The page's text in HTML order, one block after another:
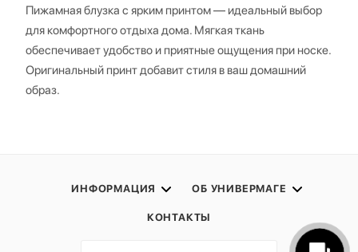
Пижамная блузка с ярким принтом — идеальный выбор
для комфортного отдыха дома. Мягкая ткань
обеспечивает удобство и приятные ощущения при носке.
Оригинальный принт добавит стиля в ваш домашний
образ.
ИНФОРМАЦИЯ ОБ УНИВЕРМАГЕ
КОНТАКТЫ